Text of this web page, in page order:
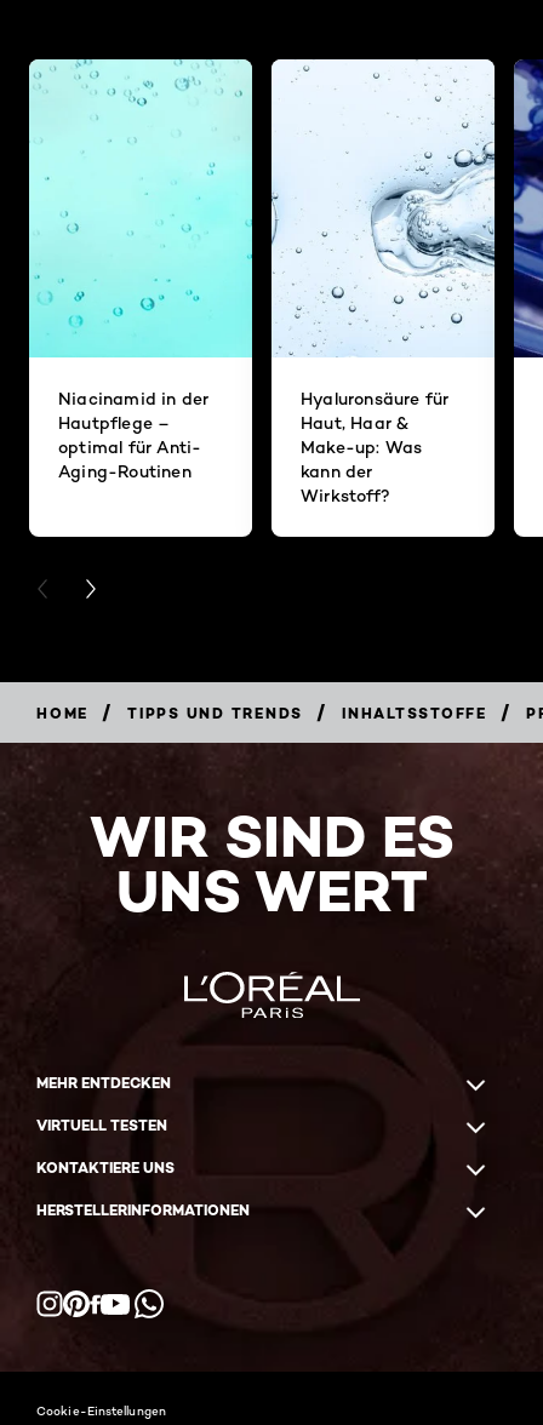
Niacinamid in der
Hautpflege –
optimal für Anti-
Aging-Routinen
Hyaluronsäure für
Haut, Haar &
Make-up: Was
kann der
Wirkstoff?
PREVIOUS CARD
NEXT CARD
HOME / TIPPS UND TRENDS / INHALTSSTOFFE /
WIR SIND ES
UNS WERT
MEHR ENTDECKEN
VIRTUELL TESTEN
KONTAKTIERE UNS
HERSTELLERINFORMATIONEN
Facebook
YouTube
Cookie-Einstellungen